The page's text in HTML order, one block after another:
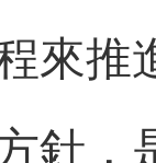
來推
針，